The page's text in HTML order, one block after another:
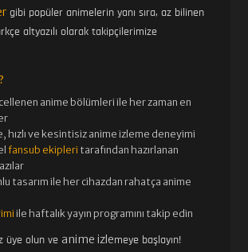
gibi popüler animelerin yanı sıra, az bilinen
altyazılı olarak takipçilerimize
anime bölümleri ile her zaman en
hızlı ve kesintisizanime izleme deneyimi
fansub ekipleri tarafından hazırlanan
tasarım ile her cihazdan rahatça anime
ile haftalık yayın programını takip edin
üye olun ve anime izlemeye başlayın!